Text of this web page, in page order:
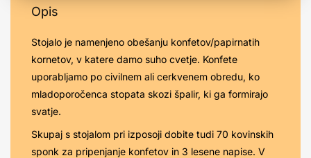
Opis
Stojalo je namenjeno obešanju konfetov/papirnatih
kornetov, v katere damo suho cvetje. Konfete
uporabljamo po civilnem ali cerkvenem obredu, ko
mladoporočenca stopata skozi špalir, ki ga formirajo
svatje.
Skupaj s stojalom pri izposoji dobite tudi 70 kovinskih
sponk za pripenjanje konfetov in 3 lesene napise. V